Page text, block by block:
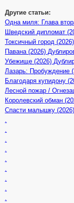
Другие статьи:
Одна миля: Глава
Шведский дипломат
Токсичный город
Павана (2026)
Убежище (2026)
Лазарь: Пробуждение
Благодаря купидону
Лесной пожар /
Королевский обман
Спасти малышку